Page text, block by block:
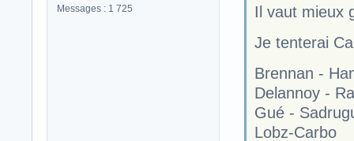
Messages : 1 725
Il vaut mieux
Je tenterai
Brennan -
Delannoy -
Gué -
Lobz-Carbo